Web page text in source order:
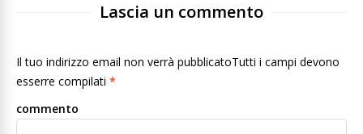
Lascia un commento
Il tuo indirizzo email non verrà pubblicatoTutti i campi devono
esserre compilati *
commento